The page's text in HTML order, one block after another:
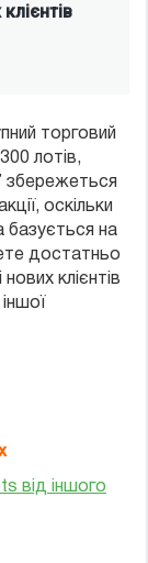
торговий
лотів,
збережеться
оскільки
базується на
достатньо
клієнтів
від іншого